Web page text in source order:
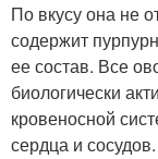
По вкусу она не
содержит
ее состав. Все
биологически
кровеносной
сердца и сосудов.